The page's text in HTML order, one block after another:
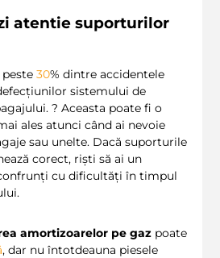
atentie suporturilor
30% dintre accidentele
sistemului de
? Aceasta poate fi o
ales atunci când ai nevoie
sau unelte. Dacă suporturile
corect, riști să ai un
cu dificultăți în timpul
amortizoarelor pe gaz poate
, dar nu întotdeauna piesele